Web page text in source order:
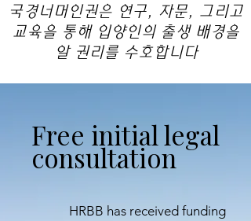
국경너머인권은 연구, 자문, 그리고
교육을 통해 입양인의 출생 배경을
알 권리를 수호합니다
Free initial legal
consultation
HRBB has received funding